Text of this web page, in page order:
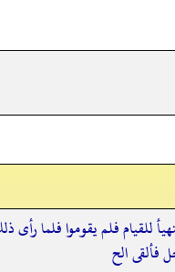
فلم يقوموا فلما رأى
فألقى الح